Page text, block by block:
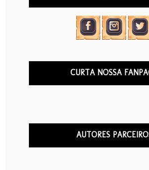
CURTA NOSSA
AUTORES